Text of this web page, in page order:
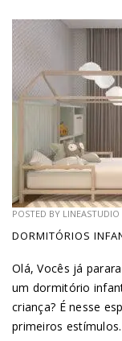
POSTED BY LINEASTUDIO
DORMITÓRIOS
Olá, Vocês já
um dormitório
criança? É nesse
primeiros